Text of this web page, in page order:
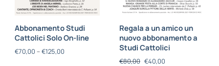
Abbonamento Studi
Cattolici Solo On-line
€70,00 – €125,00
Regala a un amico un
nuovo abbonamento a
Studi Cattolici
€80,00 €40,00